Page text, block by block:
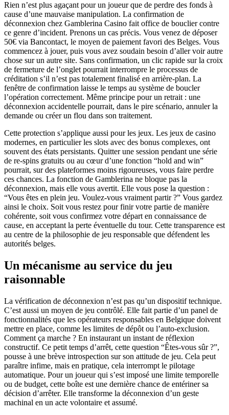
Rien n’est plus agaçant pour un joueur que de perdre des fonds à
cause d’une mauvaise manipulation. La confirmation de
déconnexion chez Gamblerina Casino fait office de bouclier contre
ce genre d’incident. Prenons un cas précis. Vous venez de déposer
50€ via Bancontact, le moyen de paiement favori des Belges. Vous
commencez à jouer, puis vous avez soudain besoin d’aller voir autre
chose sur un autre site. Sans confirmation, un clic rapide sur la croix
de fermeture de l’onglet pourrait interrompre le processus de
créditation s’il n’est pas totalement finalisé en arrière-plan. La
fenêtre de confirmation laisse le temps au système de boucler
l’opération correctement. Même principe pour un retrait : une
déconnexion accidentelle pourrait, dans le pire scénario, annuler la
demande ou créer un flou dans son traitement.
Cette protection s’applique aussi pour les jeux. Les jeux de casino
modernes, en particulier les slots avec des bonus complexes, ont
souvent des états persistants. Quitter une session pendant une série
de re-spins gratuits ou au cœur d’une fonction “hold and win”
pourrait, sur des plateformes moins rigoureuses, vous faire perdre
ces chances. La fonction de Gamblerina ne bloque pas la
déconnexion, mais elle vous avertit. Elle vous pose la question :
“Vous êtes en plein jeu. Voulez-vous vraiment partir ?” Vous gardez
ainsi le choix. Soit vous restez pour finir votre partie de manière
cohérente, soit vous confirmez votre départ en connaissance de
cause, en acceptant la perte éventuelle du tour. Cette transparence est
au centre de la philosophie de jeu responsable que défendent les
autorités belges.
Un mécanisme au service du jeu
raisonnable
La vérification de déconnexion n’est pas qu’un dispositif technique.
C’est aussi un moyen de jeu contrôlé. Elle fait partie d’un panel de
fonctionnalités que les opérateurs responsables en Belgique doivent
mettre en place, comme les limites de dépôt ou l’auto-exclusion.
Comment ça marche ? En instaurant un instant de réflexion
constructif. Ce petit temps d’arrêt, cette question “Êtes-vous sûr ?”,
pousse à une brève introspection sur son attitude de jeu. Cela peut
paraître infime, mais en pratique, cela interrompt le pilotage
automatique. Pour un joueur qui s’est imposé une limite temporelle
ou de budget, cette boîte est une dernière chance de entériner sa
décision d’arrêter. Elle transforme la déconnexion d’un geste
machinal en un acte volontaire et assumé.